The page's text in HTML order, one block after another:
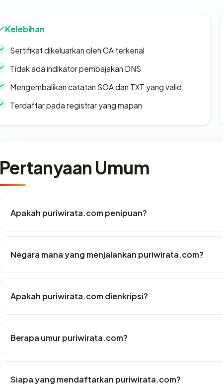
Kelebihan
Sertifikat dikeluarkan oleh CA terkenal
Tidak ada indikator pembajakan DNS
Mengembalikan catatan SOA dan TXT yang valid
Terdaftar pada registrar yang mapan
Pertanyaan Umum
Apakah puriwirata.com penipuan?
Negara mana yang menjalankan puriwirata.com?
Apakah puriwirata.com dienkripsi?
Berapa umur puriwirata.com?
Siapa yang mendaftarkan puriwirata.com?